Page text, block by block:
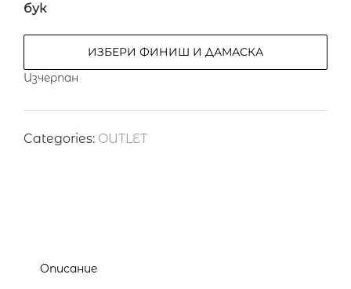
бук
ИЗБЕРИ ФИНИШ И ДАМАСКА
Изчерпан
Categories: OUTLET
Описание